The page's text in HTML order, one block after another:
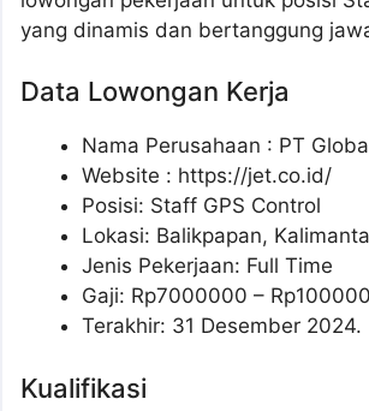
yang dinamis dan bertanggung
Data Lowongan Kerja
Nama Perusahaan : PT
Website : https://jet.co.id/
Posisi: Staff GPS Control
Lokasi: Balikpapan,
Jenis Pekerjaan: Full Time
Gaji: Rp7000000 – Rp
Terakhir: 31 Desember 2024.
Kualifikasi